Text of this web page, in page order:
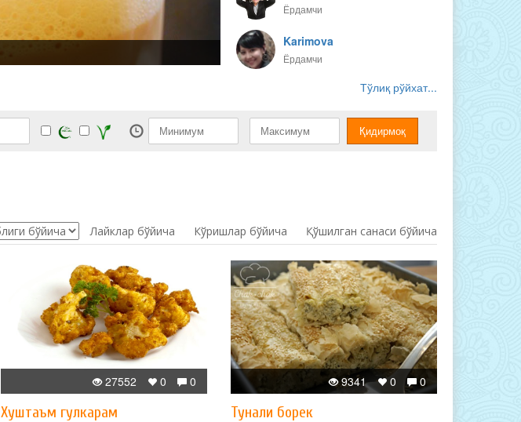
Ёрдамчи
Karimova
Ёрдамчи
Тўлиқ рўйхат...
Лайклар бўйича Кўришлар бўйича Қўшилган санаси бўйича
0
0
27552
Хуштаъм гулкарам
0
0
9341
Тунали борек